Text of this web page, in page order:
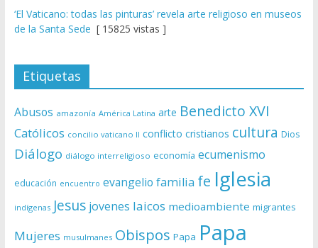
‘El Vaticano: todas las pinturas’ revela arte religioso en museos
de la Santa Sede [ 15825 vistas ]
Etiquetas
Abusos amazonía América Latina arte Benedicto XVI
Católicos concilio vaticano II conflicto cristianos cultura Dios
Diálogo diálogo interreligioso economía ecumenismo
educación encuentro evangelio familia fe Iglesia
indígenas Jesus jovenes laicos medioambiente migrantes
Mujeres musulmanes Obispos Papa Papa